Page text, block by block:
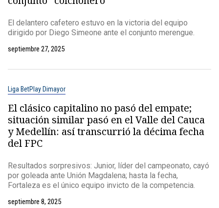
El delantero cafetero estuvo en la victoria del equipo
dirigido por Diego Simeone ante el conjunto merengue.
septiembre 27, 2025
Liga BetPlay Dimayor
El clásico capitalino no pasó del empate;
situación similar pasó en el Valle del Cauca
y Medellín: así transcurrió la décima fecha
del FPC
Resultados sorpresivos: Junior, líder del campeonato, cayó
por goleada ante Unión Magdalena; hasta la fecha,
Fortaleza es el único equipo invicto de la competencia.
septiembre 8, 2025